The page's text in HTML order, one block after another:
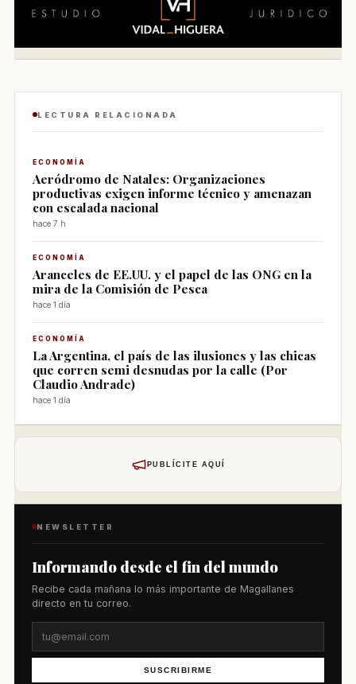
LECTURA RELACIONADA
ECONOMÍA
Aeródromo de Natales: Organizaciones
productivas exigen informe técnico y amenazan
con escalada nacional
hace 7 h
ECONOMÍA
Aranceles de EE.UU. y el papel de las ONG en la
mira de la Comisión de Pesca
hace 1 día
ECONOMÍA
La Argentina, el país de las ilusiones y las chicas
que corren semi desnudas por la calle (Por
Claudio Andrade)
hace 1 día
PUBLÍCITE AQUÍ
NEWSLETTER
Informando desde el fin del mundo
Recibe cada mañana lo más importante de Magallanes
directo en tu correo.
SUSCRIBIRME